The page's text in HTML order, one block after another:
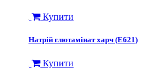
Купити
Натрій глютамінат харч (Е621)
Купити